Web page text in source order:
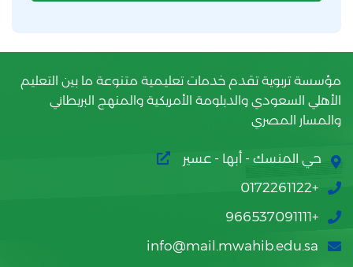
مؤسسة تربوية تقدم خدمات تعليمية متنوعة ما بين التعليم
الأهلي السعودي والدبلومة الأمريكية والمنهج البريطاني
والمسار المصري
حي المنسك - أبها - عسير
+0172261122
+966537091111
info@mail.mwahib.edu.sa